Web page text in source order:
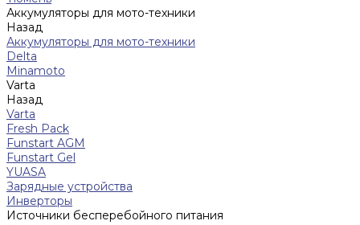
Аккумуляторы для мото-техники
Назад
Аккумуляторы для мото-техники
Delta
Minamoto
Varta
Назад
Varta
Fresh Pack
Funstart AGM
Funstart Gel
YUASA
Зарядные устройства
Инверторы
Источники бесперебойного питания